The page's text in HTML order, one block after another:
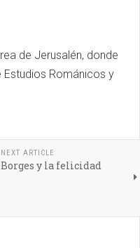
de Jerusalén, donde
Románicos y
NEXT ARTICLE
Borges y la felicidad